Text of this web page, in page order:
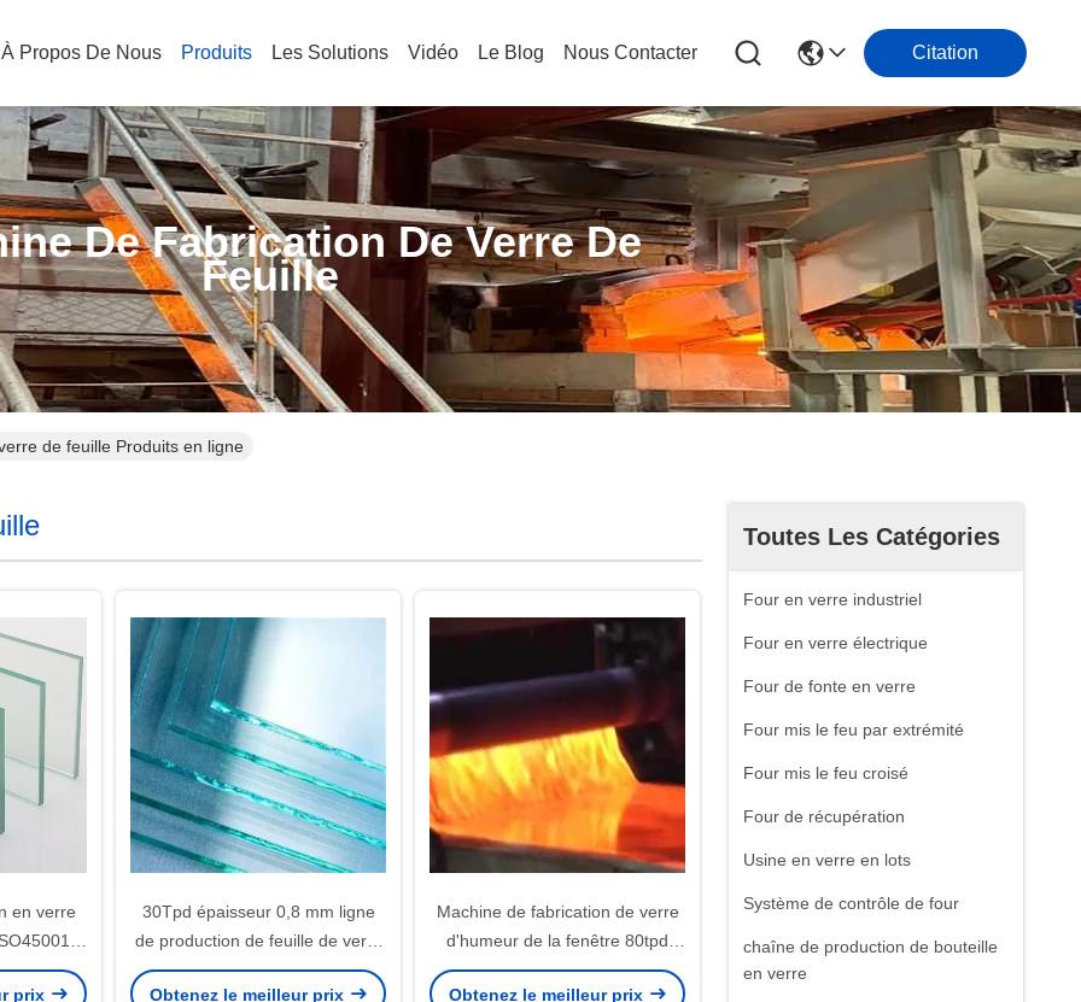
À Propos De Nous Produits Les Solutions Vidéo Le Blog Nous Contacter Citation
De Fabrication De Verre De
Feuille
de feuille Produits en ligne
Toutes Les Catégories
Four en verre industriel
Four en verre électrique
Four de fonte en verre
Four mis le feu par extrémité
Four mis le feu croisé
Four de récupération
Usine en verre en lots
Système de contrôle de four
chaîne de production de bouteille
en verre
en verre
prix
30Tpd épaisseur 0,8 mm ligne
de production de feuille de verre
machine de fabrication
Obtenez le meilleur prix
Machine de fabrication de verre
d'humeur de la fenêtre 80tpd
d'ISO45001 5mm
Obtenez le meilleur prix